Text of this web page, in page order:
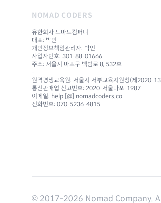
NOMAD CODERS
유한회사 노마드컴퍼니
대표: 박인
개인정보책임관리자: 박인
사업자번호: 301-88-01666
주소: 서울시 마포구 백범로 8, 532호
-
원격평생교육원: 서울시 서부교육지원청(제2020-
통신판매업 신고번호: 2020-서울마포-1987
이메일: help [@] nomadcoders.co
전화번호: 070-5236-4815
© 2017-2026 Nomad Company.